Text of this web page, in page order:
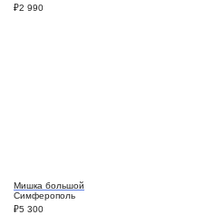
₽2 990
Мишка большой
Симферополь
₽5 300